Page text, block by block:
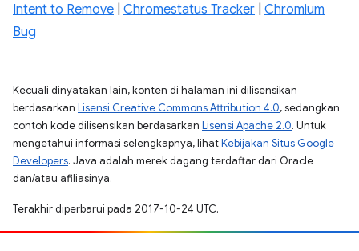
Intent to Remove Chromestatus Tracker Chromium
Bug
Kecuali dinyatakan lain, konten di halaman ini dilisensikan
berdasarkan Lisensi Creative Commons Attribution 4.0, sedangkan
contoh kode dilisensikan berdasarkan Lisensi Apache 2.0. Untuk
mengetahui informasi selengkapnya, lihatKebijakan Situs Google
Developers. Java adalah merek dagang terdaftar dari Oracle
dan/atau afiliasinya.
Terakhir diperbarui pada 2017-10-24 UTC.